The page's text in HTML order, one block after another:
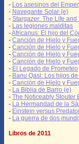
- Los asesinos del
- Navegante Solar (e)
- Stargazer: The Life and
- Las legiones malditas
-Africanus: El hijo del
- Canción de Hielo y
- Canción de Hielo y
- Canción de Hielo y
- Canción de Hielo y
- El Legado de Prometeo
- Banu Qasi: Los hijos
- Canción de Hielo y
- La Biblia de Barro (e)
- The Noticeably Stouter
- La Hermandad de la
- Einstein versus
- La guerra de dos
Libros de 2011